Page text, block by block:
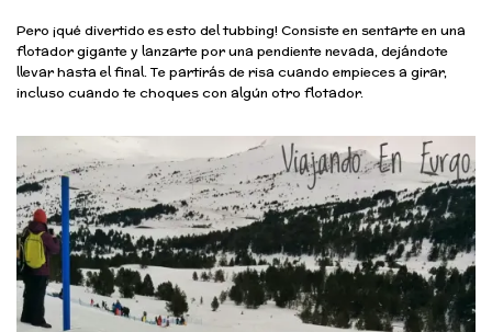
Pero ¡qué divertido es esto del tubbing! Consiste en sentarte en una
flotador gigante y lanzarte por una pendiente nevada, dejándote
llevar hasta el final. Te partirás de risa cuando empieces a girar,
incluso cuando te choques con algún otro flotador.